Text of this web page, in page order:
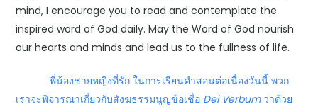
mind, I encourage you to read and contemplate the
inspired word of God daily. May the Word of God nourish
our hearts and minds and lead us to the fullness of life.
พี่น้องชายหญิงที่รัก ในการเรียนคำสอนต่อเนื่องวันนี้ พวก
เราจะพิจารณาเกี่ยวกับสังฆธรรมนูญข้อเชื่อ Dei Verbumว่าด้วย